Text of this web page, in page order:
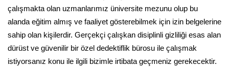
çalışmakta olan uzmanlarımız üniversite mezunu olup bu
alanda eğitim almış ve faaliyet gösterebilmek için izin belgelerine
sahip olan kişilerdir. Gerçekçi çalışkan disiplinli gizliliği esas alan
dürüst ve güvenilir bir özel dedektiflik bürosu ile çalışmak
istiyorsanız konu ile ilgili bizimle irtibata geçmeniz gerekecektir.